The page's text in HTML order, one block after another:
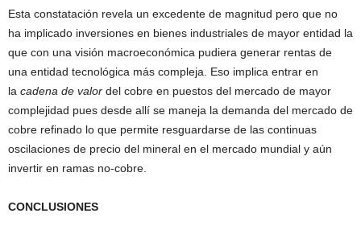
Esta constatación revela un excedente de magnitud pero que no
ha implicado inversiones en bienes industriales de mayor entidad la
que con una visión macroeconómica pudiera generar rentas de
una entidad tecnológica más compleja. Eso implica entrar en
la cadena de valor del cobre en puestos del mercado de mayor
complejidad pues desde allí se maneja la demanda del mercado de
cobre refinado lo que permite resguardarse de las continuas
oscilaciones de precio del mineral en el mercado mundial y aún
invertir en ramas no-cobre.
CONCLUSIONES